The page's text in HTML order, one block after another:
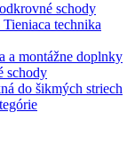
schody
technika
a montážne doplnky
schody
do šikmých striech